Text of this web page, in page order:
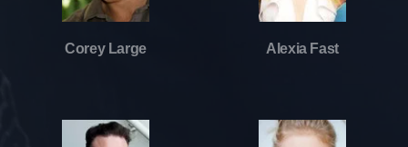
Corey Large Alexia Fast